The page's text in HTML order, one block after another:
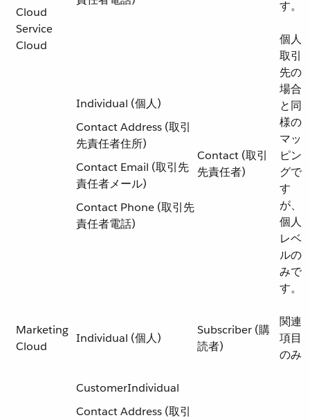
Cloud
Service
Cloud
す。
Individual (個人)
Contact Address (取引
先責任者住所)
Contact Email (取引先
責任者メール)
Contact Phone (取引先
責任者電話)
Contact (取引
先責任者)
個人
取引
先の
場合
と同
様の
マッ
ピン
グで
す
が、
個人
レベ
ルの
みで
す。
Marketing
Cloud
Individual (個人)
Subscriber (購
読者)
関連
項目
のみ
CustomerIndividual
Contact Address (取引